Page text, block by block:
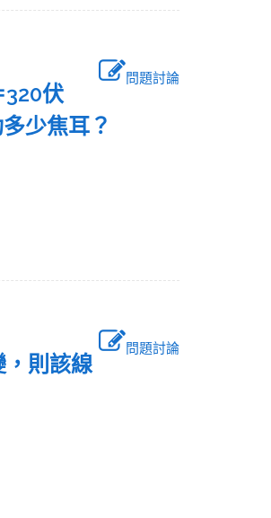
問題討論
320伏
少焦耳？
問題討論
，則該線